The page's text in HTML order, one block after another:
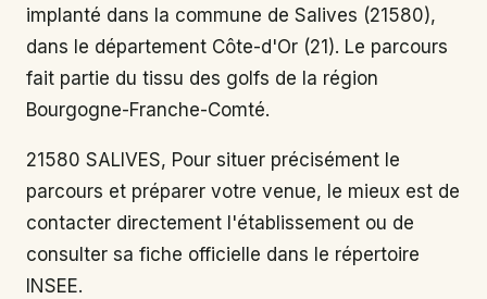
implanté dans la commune de Salives (21580),
dans le département Côte-d'Or (21). Le parcours
fait partie du tissu des golfs de la région
Bourgogne-Franche-Comté.
21580 SALIVES, Pour situer précisément le
parcours et préparer votre venue, le mieux est de
contacter directement l'établissement ou de
consulter sa fiche officielle dans le répertoire
INSEE.